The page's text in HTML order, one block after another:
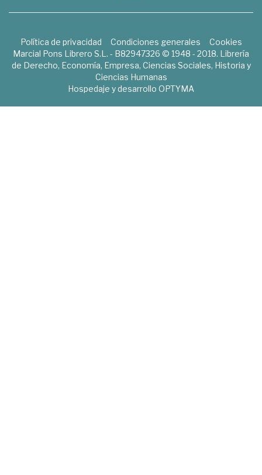
Política de privacidad Condiciones generales
Cookies
Marcial Pons Librero S.L. - B82947326 © 1948 - 2018. Librería
de Derecho, Economía, Empresa, Ciencias Sociales, Historia y
Ciencias Humanas
Hospedaje y desarrollo OPTYMA